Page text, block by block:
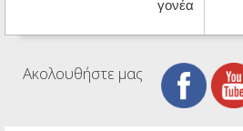
γονέα
Ακολουθήστε μας